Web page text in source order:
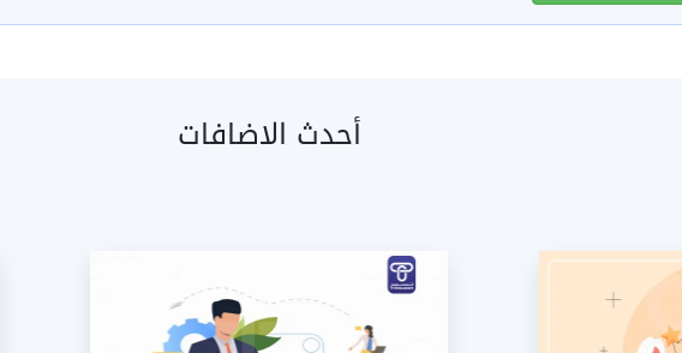
أحدث الاضافات